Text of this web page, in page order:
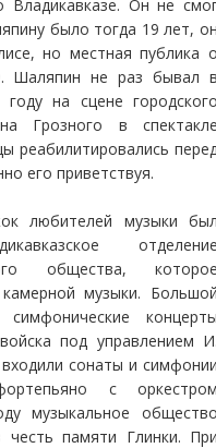
Владикавказе. Он не
было тогда 19 лет,
но местная публика
Шаляпин не раз бывал
на сцене
Грозного в
реабилитировались
его приветствуя.
любителей музыки
общества,
музыки.
симфонические
под управлением
сонаты и
с
музыкальное
памяти Глинки.